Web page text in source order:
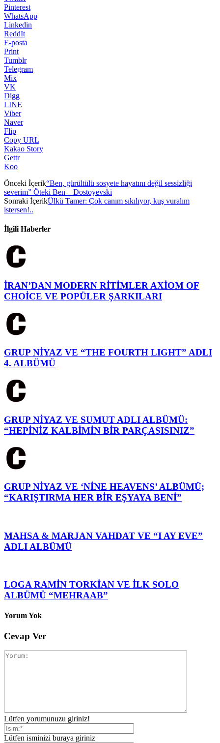
Pinterest
WhatsApp
Linkedin
ReddIt
E-posta
Print
Tumblr
Telegram
Mix
VK
Digg
LINE
Viber
Naver
Flip
Copy URL
Kakao Story
Gettr
Koo
Önceki İçerik“Ben, gürültülü sosyete hayatını değil sessizliği
severim” Öteki Ben – Dostoyevski
Sonraki İçerikÜlkü Tamer: Çok canım sıkılıyor, kuş vuralım
istersen!..
İlgili Haberler
İRAN’DAN MODERN RİTİMLER AXİOM OF
CHOİCE VE POPÜLER ŞARKILARI
GRUP NİYAZ VE “THE FOURTH LIGHT” ADLI
4. ALBÜMÜ
GRUP NİYAZ VE SUMUT ADLI ALBÜMÜ:
“HEPİNİZ KALBİMİN BİR PARÇASISINIZ”
GRUP NİYAZ VE ‘NİNE HEAVENS’ ALBÜMÜ;
“KARIŞTIRMA HER BİR EŞYAYA BENİ”
MAHSA & MARJAN VAHDAT VE “I AY EVE”
ADLI ALBÜMÜ
LOGA RAMİN TORKİAN VE İLK SOLO
ALBÜMÜ “MEHRAAB”
Yorum Yok
Cevap Ver
Lütfen yorumunuzu giriniz!
Lütfen isminizi buraya giriniz